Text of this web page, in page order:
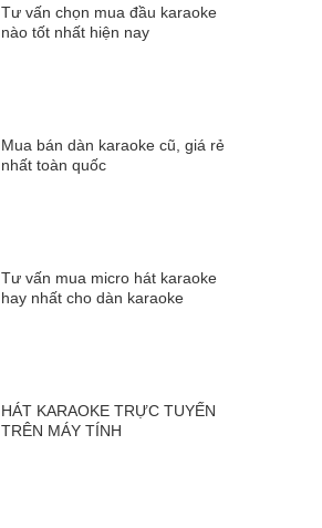
Tư vấn chọn mua đầu karaoke
nào tốt nhất hiện nay
Mua bán dàn karaoke cũ, giá rẻ
nhất toàn quốc
Tư vấn mua micro hát karaoke
hay nhất cho dàn karaoke
HÁT KARAOKE TRỰC TUYẾN
TRÊN MÁY TÍNH